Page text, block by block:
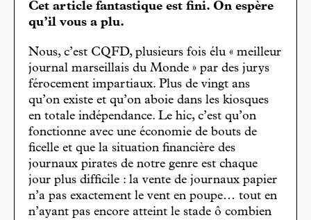
Cet article fantastique est fini. On espère
qu’il vous a plu.
Nous, c’est CQFD, plusieurs fois élu « meilleur
journal marseillais du Monde » par des jurys
férocement impartiaux. Plus de vingt ans
qu’on existe et qu’on aboie dans les kiosques
en totale indépendance. Le hic, c’est qu’on
fonctionne avec une économie de bouts de
ficelle et que la situation financière des
journaux pirates de notre genre est chaque
jour plus difficile : la vente de journaux papier
n’a pas exactement le vent en poupe… tout en
n’ayant pas encore atteint le stade ô combien